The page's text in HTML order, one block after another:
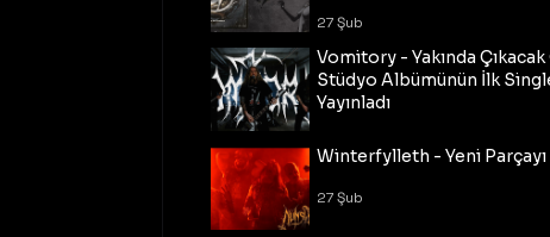
27 Şub
Vomitory - Yakında
Stüdyo Albümünün İlk
Yayınladı
Winterfylleth - Yeni Parçayı
27 Şub